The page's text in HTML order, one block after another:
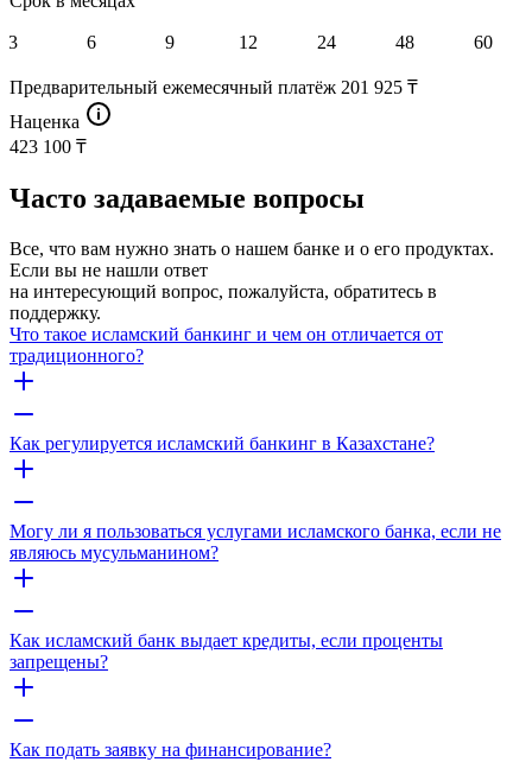
3 6 9 12 24 48 60
Предварительный ежемесячный платёж 201 925 ₸
Наценка
423 100 ₸
Часто задаваемые вопросы
Все, что вам нужно знать о нашем банке и о его продуктах.
Если вы не нашли ответ
на интересующий вопрос, пожалуйста, обратитесь в
поддержку.
Что такое исламский банкинг и чем он отличается от
традиционного?
Как регулируется исламский банкинг в Казахстане?
Могу ли я пользоваться услугами исламского банка, если не
являюсь мусульманином?
Как исламский банк выдает кредиты, если проценты
запрещены?
Как подать заявку на финансирование?